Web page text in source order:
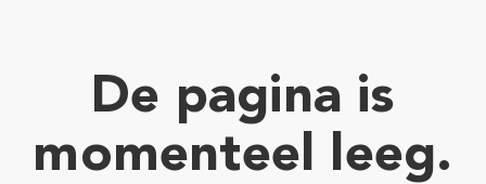
De pagina is
momenteel leeg.